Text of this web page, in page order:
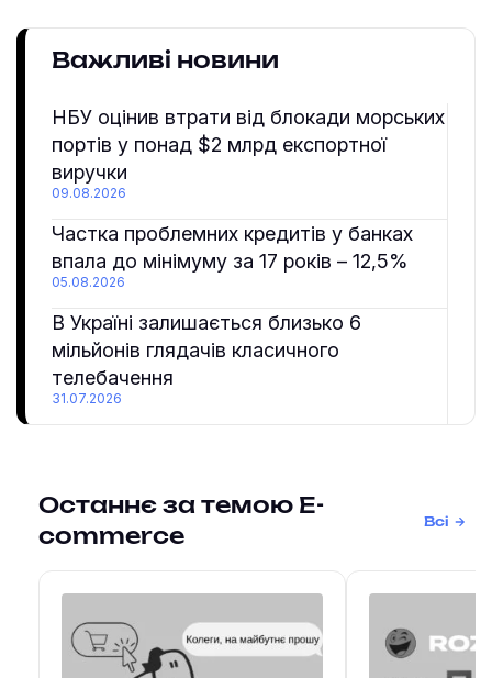
Важливі новини
НБУ оцінив втрати від блокади морських
портів у понад $2 млрд експортної
виручки
09.08.2026
Частка проблемних кредитів у банках
впала до мінімуму за 17 років – 12,5%
05.08.2026
В Україні залишається близько 6
мільйонів глядачів класичного
телебачення
31.07.2026
Останнє за темою E-
commerce
Всі